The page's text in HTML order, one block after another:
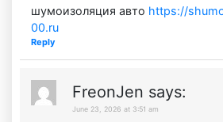
шумоизоляция авто https://
00.ru
Reply
FreonJen says:
June 23, 2026 at 3:51 am